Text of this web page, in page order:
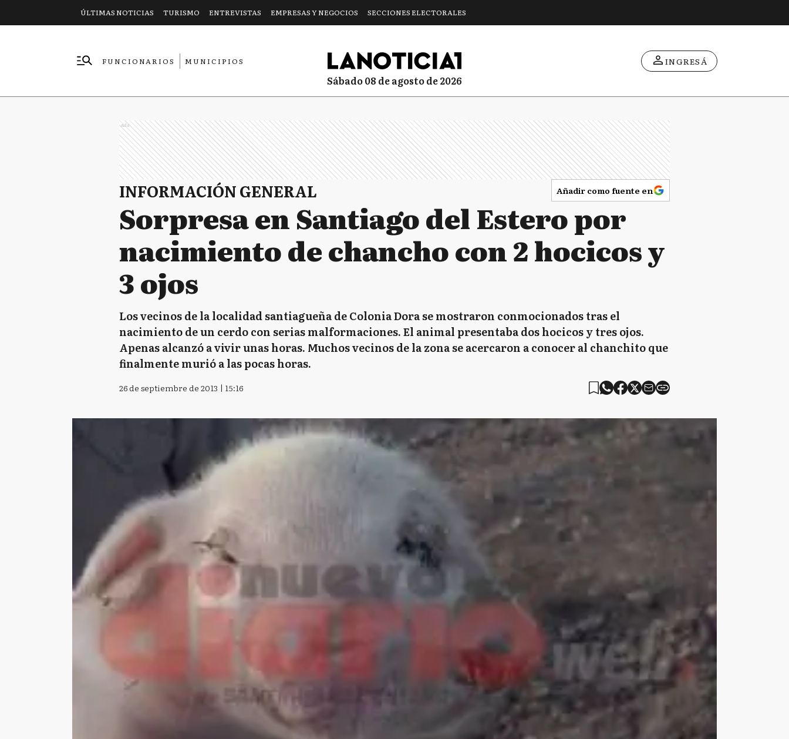
ÚLTIMAS NOTICIAS TURISMO ENTREVISTAS EMPRESAS Y NEGOCIOS SECCIONES ELECTORALES
FUNCIONARIOS
MUNICIPIOS
sábado 08 de agosto de 2026
INGRESÁ
Ads
INFORMACIÓN GENERAL Añadir como fuente en
Sorpresa en Santiago del Estero por
nacimiento de chancho con 2 hocicos y
3 ojos
Los vecinos de la localidad santiagueña de Colonia Dora se mostraron conmocionados tras el
nacimiento de un cerdo con serias malformaciones. El animal presentaba dos hocicos y tres ojos.
Apenas alcanzó a vivir unas horas. Muchos vecinos de la zona se acercaron a conocer al chanchito que
finalmente murió a las pocas horas.
26 de septiembre de 2013 | 15:16